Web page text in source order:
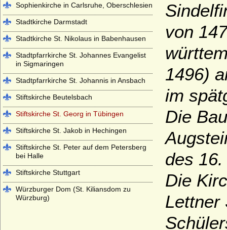
von
1496)
im
Die
des
Die
Lettner
Sophienkirche in Carlsruhe, Oberschlesien
Stadtkirche Darmstadt
Stadtkirche St. Nikolaus in Babenhausen
Stadtpfarrkirche St. Johannes Evangelist
in Sigmaringen
Stadtpfarrkirche St. Johannis in Ansbach
Stiftskirche Beutelsbach
Stiftskirche St. Georg in Tübingen
Stiftskirche St. Jakob in Hechingen
Stiftskirche St. Peter auf dem Petersberg
bei Halle
Stiftskirche Stuttgart
Würzburger Dom (St. Kiliansdom zu
Würzburg)